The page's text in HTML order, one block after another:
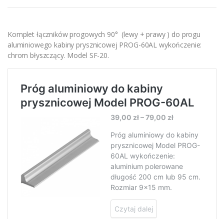
Komplet łączników progowych 90° (lewy + prawy ) do progu
aluminiowego kabiny prysznicowej PROG-60AL wykończenie:
chrom błyszczący. Model SF-20.